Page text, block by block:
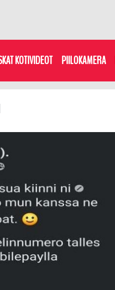
KOTIVIDEOT PIILOKAMERA